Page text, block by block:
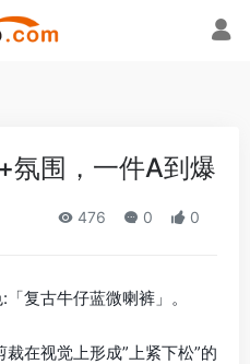
氛围，一件A到爆
476 0 0
复古牛仔蓝微喇裤」。
在视觉上形成”上紧下松”的